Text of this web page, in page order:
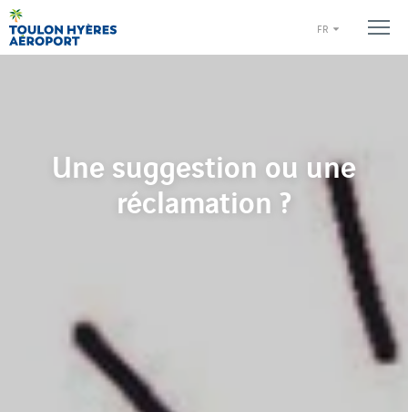
FR
Une suggestion ou une
réclamation ?
Une suggestion ou une réclamation